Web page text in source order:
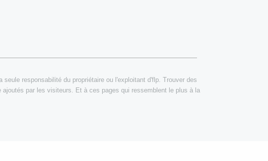
responsabilité du propriétaire ou l'exploitant d'flp. Trouver des
par les visiteurs. Et à ces pages qui ressemblent le plus à la